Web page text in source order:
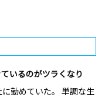
いるのがツラくなり
勤めていた。 単調な生